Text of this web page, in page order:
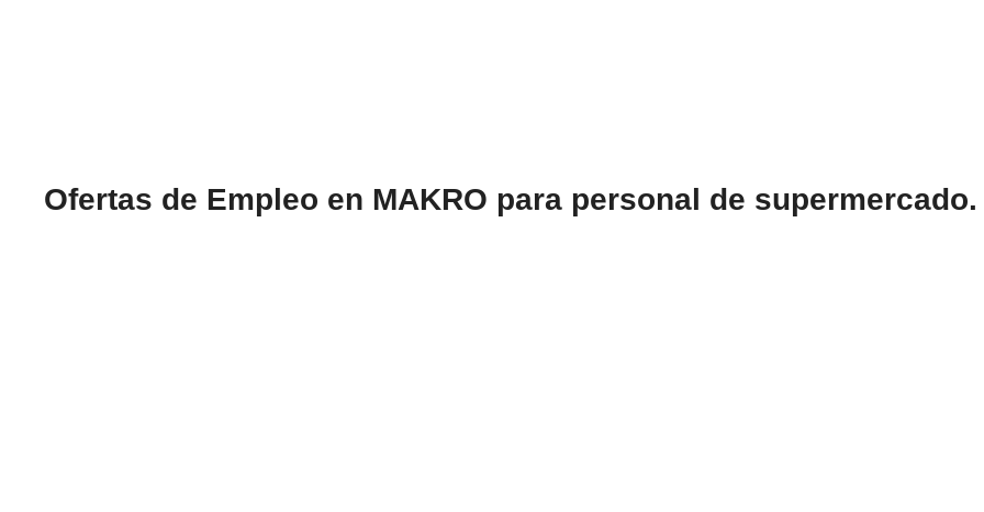
Ofertas de Empleo en MAKRO para personal de